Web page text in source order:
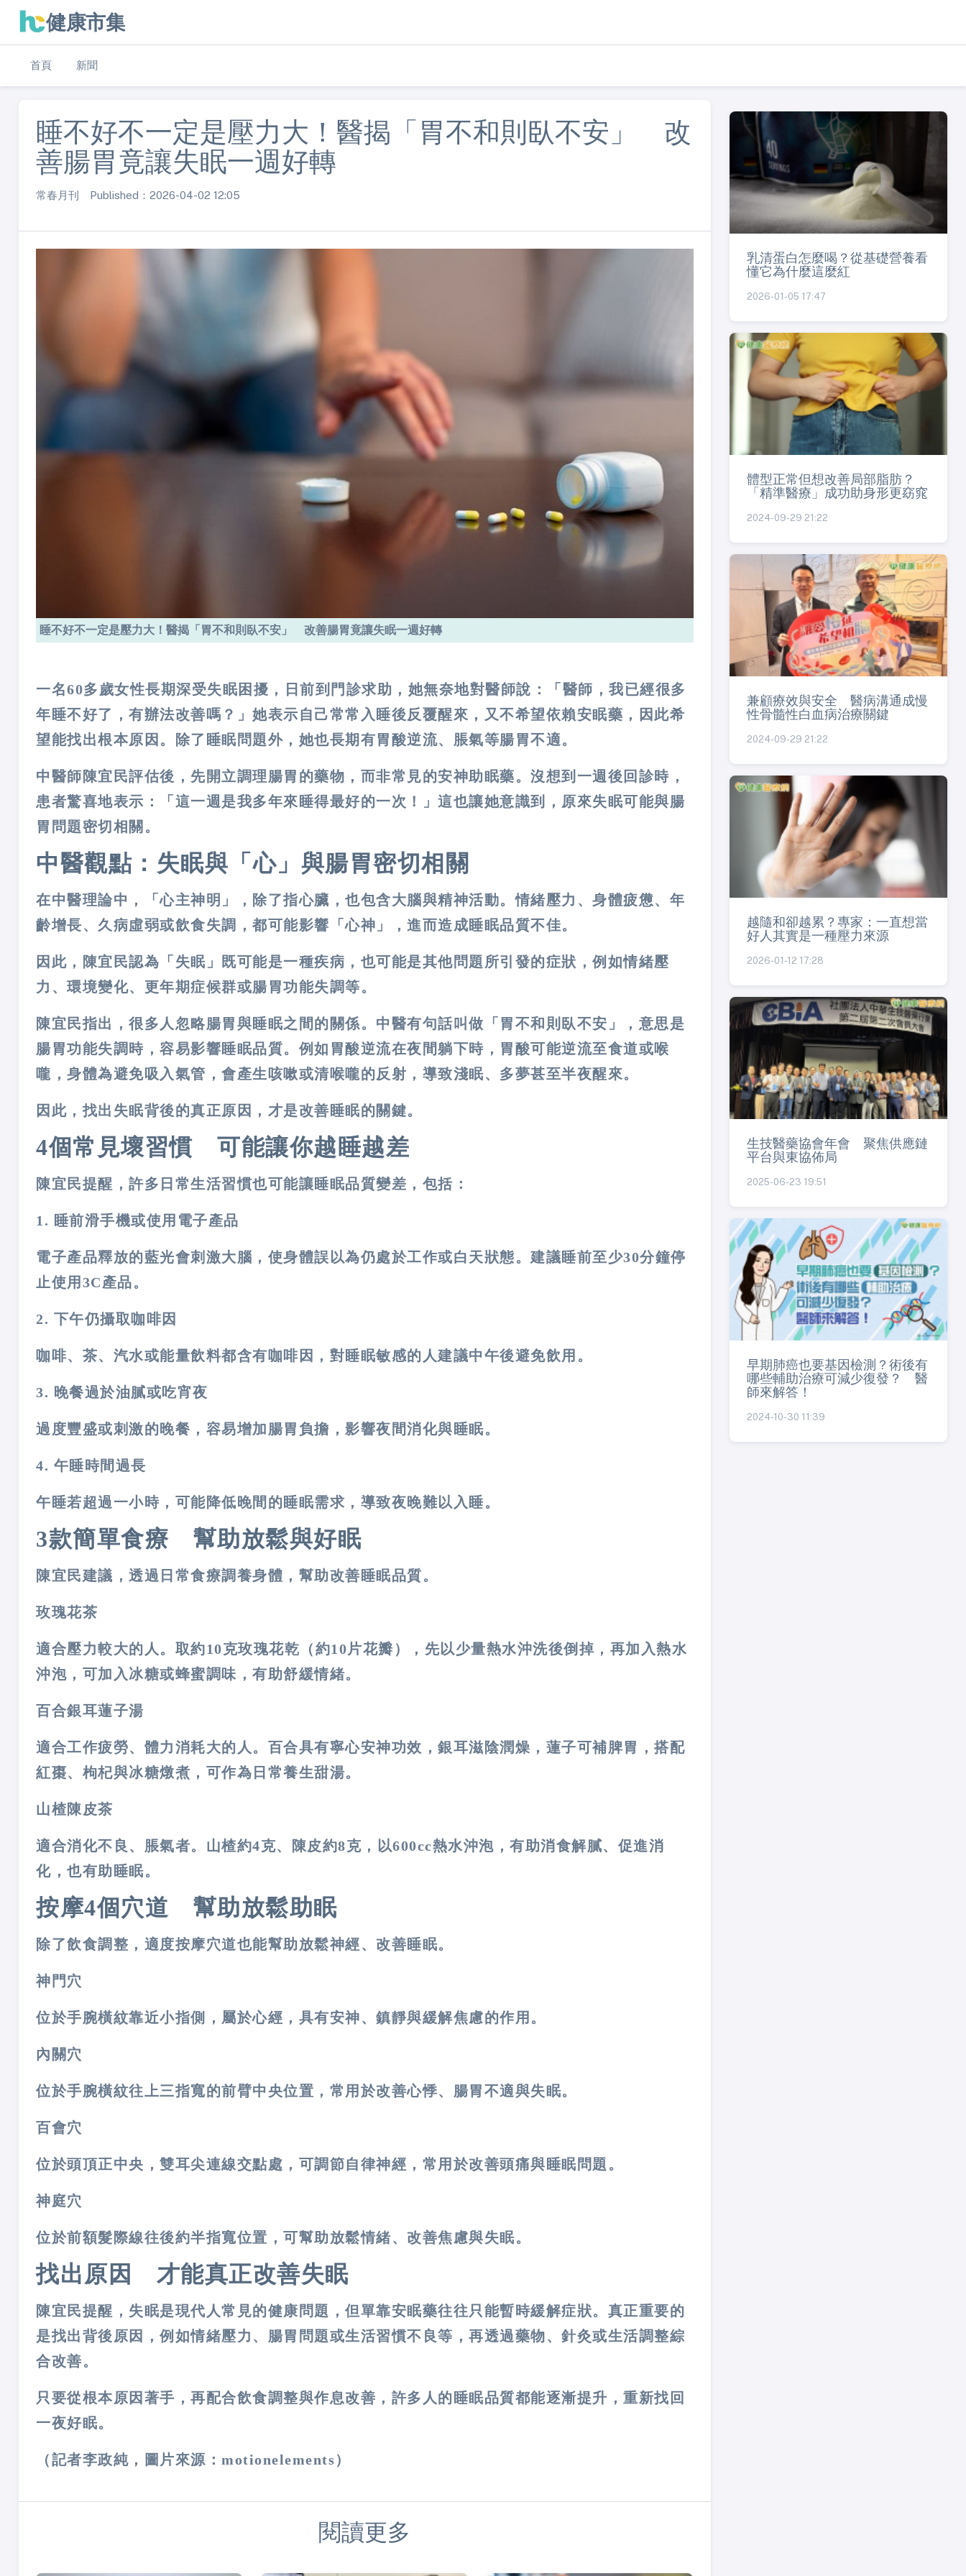
健康市集
首頁 新聞
睡不好不一定是壓力大！醫揭「胃不和則臥不安」 改
善腸胃竟讓失眠一週好轉
常春月刊 Published：2026-04-02 12:05
睡不好不一定是壓力大！醫揭「胃不和則臥不安」 改善腸胃竟讓失眠一週好轉
一名60多歲女性長期深受失眠困擾，日前到門診求助，她無奈地對醫師說：「醫師，我已經很多
年睡不好了，有辦法改善嗎？」她表示自己常常入睡後反覆醒來，又不希望依賴安眠藥，因此希
望能找出根本原因。除了睡眠問題外，她也長期有胃酸逆流、脹氣等腸胃不適。
中醫師陳宜民評估後，先開立調理腸胃的藥物，而非常見的安神助眠藥。沒想到一週後回診時，
患者驚喜地表示：「這一週是我多年來睡得最好的一次！」這也讓她意識到，原來失眠可能與腸
胃問題密切相關。
中醫觀點：失眠與「心」與腸胃密切相關
在中醫理論中，「心主神明」，除了指心臟，也包含大腦與精神活動。情緒壓力、身體疲憊、年
齡增長、久病虛弱或飲食失調，都可能影響「心神」，進而造成睡眠品質不佳。
因此，陳宜民認為「失眠」既可能是一種疾病，也可能是其他問題所引發的症狀，例如情緒壓
力、環境變化、更年期症候群或腸胃功能失調等。
陳宜民指出，很多人忽略腸胃與睡眠之間的關係。中醫有句話叫做「胃不和則臥不安」，意思是
腸胃功能失調時，容易影響睡眠品質。例如胃酸逆流在夜間躺下時，胃酸可能逆流至食道或喉
嚨，身體為避免吸入氣管，會產生咳嗽或清喉嚨的反射，導致淺眠、多夢甚至半夜醒來。
因此，找出失眠背後的真正原因，才是改善睡眠的關鍵。
4個常見壞習慣 可能讓你越睡越差
陳宜民提醒，許多日常生活習慣也可能讓睡眠品質變差，包括：
1. 睡前滑手機或使用電子產品
電子產品釋放的藍光會刺激大腦，使身體誤以為仍處於工作或白天狀態。建議睡前至少30分鐘停
止使用 3C產品。
2. 下午仍攝取咖啡因
咖啡、茶、汽水或能量飲料都含有咖啡因，對睡眠敏感的人建議中午後避免飲用。
3. 晚餐過於油膩或吃宵夜
過度豐盛或刺激的晚餐，容易增加腸胃負擔，影響夜間消化與睡眠。
4. 午睡時間過長
午睡若超過一小時，可能降低晚間的睡眠需求，導致夜晚難以入睡。
3款簡單食療 幫助放鬆與好眠
陳宜民建議，透過日常食療調養身體，幫助改善睡眠品質。
玫瑰花茶
適合壓力較大的人。取約10克玫瑰花乾（約10片花瓣），先以少量熱水沖洗後倒掉，再加入熱水
沖泡，可加入冰糖或蜂蜜調味，有助舒緩情緒。
百合銀耳蓮子湯
適合工作疲勞、體力消耗大的人。百合具有寧心安神功效，銀耳滋陰潤燥，蓮子可補脾胃，搭配
紅棗、枸杞與冰糖燉煮，可作為日常養生甜湯。
山楂陳皮茶
適合消化不良、脹氣者。山楂約4克、陳皮約8克，以600cc熱水沖泡，有助消食解膩、促進消
化，也有助睡眠。
按摩4個穴道 幫助放鬆助眠
除了飲食調整，適度按摩穴道也能幫助放鬆神經、改善睡眠。
神門穴
位於手腕橫紋靠近小指側，屬於心經，具有安神、鎮靜與緩解焦慮的作用。
內關穴
位於手腕橫紋往上三指寬的前臂中央位置，常用於改善心悸、腸胃不適與失眠。
百會穴
位於頭頂正中央，雙耳尖連線交點處，可調節自律神經，常用於改善頭痛與睡眠問題。
神庭穴
位於前額髮際線往後約半指寬位置，可幫助放鬆情緒、改善焦慮與失眠。
找出原因 才能真正改善失眠
陳宜民提醒，失眠是現代人常見的健康問題，但單靠安眠藥往往只能暫時緩解症狀。真正重要的
是找出背後原因，例如情緒壓力、腸胃問題或生活習慣不良等，再透過藥物、針灸或生活調整綜
合改善。
只要從根本原因著手，再配合飲食調整與作息改善，許多人的睡眠品質都能逐漸提升，重新找回
一夜好眠。
（記者李政純，圖片來源：motionelements）
閱讀更多
乳清蛋白怎麼喝？從基礎營養看
懂它為什麼這麼紅
2026-01-05 17:47
體型正常但想改善局部脂肪？
「精準醫療」成功助身形更窈窕
2024-09-29 21:22
兼顧療效與安全 醫病溝通成慢
性骨髓性白血病治療關鍵
2024-09-29 21:22
越隨和卻越累？專家：一直想當
好人其實是一種壓力來源
2026-01-12 17:28
生技醫藥協會年會 聚焦供應鏈
平台與東協佈局
2025-06-23 19:51
早期肺癌也要基因檢測？術後有
哪些輔助治療可減少復發？ 醫
師來解答！
2024-10-30 11:39